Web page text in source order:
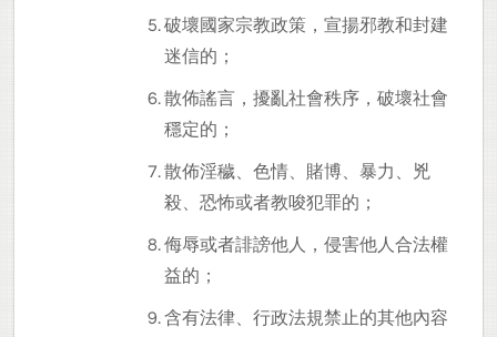
破壞國家宗教政策，宣揚邪教和封建
迷信的；
散佈謠言，擾亂社會秩序，破壞社會
穩定的；
散佈淫穢、色情、賭博、暴力、兇
殺、恐怖或者教唆犯罪的；
侮辱或者誹謗他人，侵害他人合法權
益的；
含有法律、行政法規禁止的其他內容